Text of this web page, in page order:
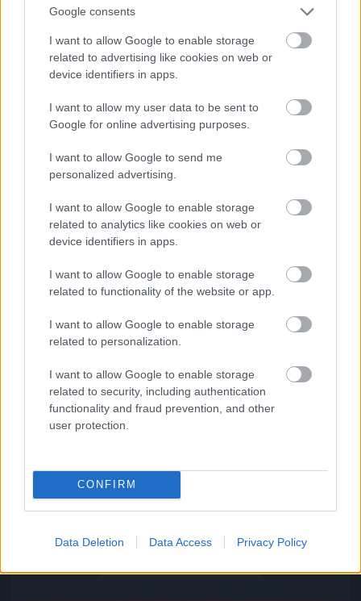
Google consents
I want to allow Google to enable storage
related to advertising like cookies on web or
device identifiers in apps.
I want to allow my user data to be sent to
Google for online advertising purposes.
I want to allow Google to send me
personalized advertising.
I want to allow Google to enable storage
related to analytics like cookies on web or
device identifiers in apps.
I want to allow Google to enable storage
related to functionality of the website or app.
I want to allow Google to enable storage
related to personalization.
I want to allow Google to enable storage
related to security, including authentication
functionality and fraud prevention, and other
user protection.
CONFIRM
Data Deletion Data Access Privacy Policy
Fotó: Szécsi István / Velvet
Jön még kép!
Fotó: Szécsi István / Velvet